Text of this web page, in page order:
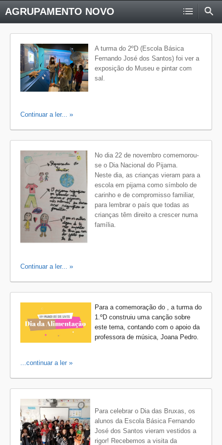
AGRUPAMENTO NOVO
A turma do 2ºD (Escola Básica
Fernando José dos Santos) foi ver a
exposição do Museu e pintar com
sal.
Continuar a ler...
No dia 22 de novembro comemorou-
se o Dia Nacional do Pijama.
Neste dia, as crianças vieram para a
escola em pijama como símbolo de
carinho e de compromisso familiar,
para lembrar o país que todas as
crianças têm direito a crescer numa
família.
Continuar a ler...
Para a comemoração do , a turma do
1.ºD construiu uma canção sobre
este tema, contando com o apoio da
professora de música, Joana Pedro.
...continuar a ler
Para celebrar o Dia das Bruxas, os
alunos da Escola Básica Fernando
José dos Santos vieram vestidos a
rigor! Recebemos a visita da